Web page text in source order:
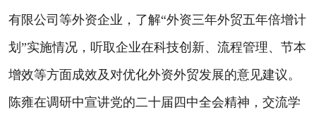
有限公司等外资企业，了解“外资三年外贸五年倍增计
划”实施情况，听取企业在科技创新、流程管理、节本
增效等方面成效及对优化外资外贸发展的意见建议。
陈雍在调研中宣讲党的二十届四中全会精神，交流学